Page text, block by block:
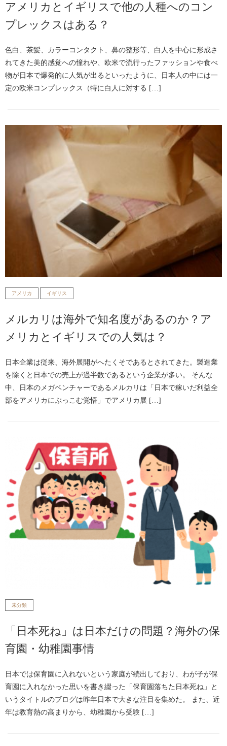
アメリカとイギリスで他の人種へのコン
プレックスはある？
色白、茶髪、カラーコンタクト、鼻の整形等、白人を中心に形成さ
れてきた美的感覚への憧れや、欧米で流行ったファッションや食べ
物が日本で爆発的に人気が出るといったように、日本人の中には一
定の欧米コンプレックス（特に白人に対する […]
アメリカ イギリス
メルカリは海外で知名度があるのか？ア
メリカとイギリスでの人気は？
日本企業は従来、海外展開がへたくそであるとされてきた。製造業
を除くと日本での売上が過半数であるという企業が多い。 そんな
中、日本のメガベンチャーであるメルカリは「日本で稼いだ利益全
部をアメリカにぶっこむ覚悟」でアメリカ展 […]
未分類
「日本死ね」は日本だけの問題？海外の保
育園・幼稚園事情
日本では保育園に入れないという家庭が続出しており、わが子が保
育園に入れなかった思いを書き綴った「保育園落ちた日本死ね」と
いうタイトルのブログは昨年日本で大きな注目を集めた。 また、近
年は教育熱の高まりから、幼稚園から受験 […]